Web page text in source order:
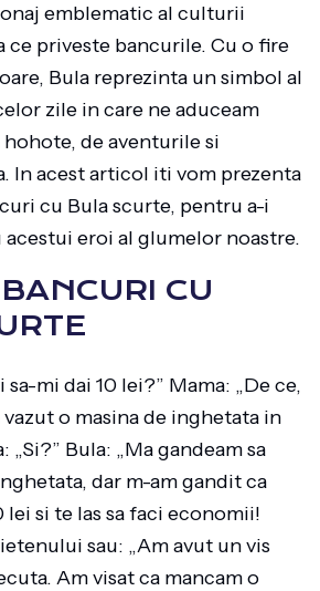
emblematic al culturii
ce priveste bancurile. Cu o fire
Bula reprezinta un simbol al
zile in care ne aduceam
de aventurile si
In acest articol iti vom prezenta
cu Bula scurte, pentru a-i
eroi al glumelor noastre.
CU
sa-mi dai 10 lei?” Mama: „De ce,
vazut o masina de inghetata in
„Si?” Bula: „Ma gandeam sa
dar m-am gandit ca
lei si te las sa faci economii!
sau: „Am avut un vis
Am visat ca mancam o